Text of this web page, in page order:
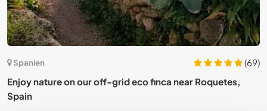
Spanien
(69)
Enjoy nature on our off-grid eco finca near Roquetes,
Spain